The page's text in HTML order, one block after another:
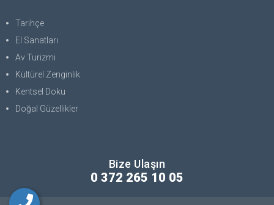
Tarihçe
El Sanatları
Av Turizmi
Kültürel Zenginlik
Kentsel Doku
Doğal Güzellikler
Bize Ulaşın
0 372 265 10 05